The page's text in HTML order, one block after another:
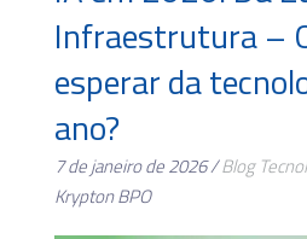
Infraestrutura –
esperar da
ano?
7 de janeiro de 2026 /Blog
Krypton BPO